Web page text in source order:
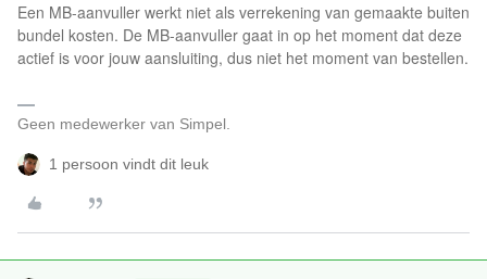
Een MB-aanvuller werkt niet als verrekening van gemaakte buiten
bundel kosten. De MB-aanvuller gaat in op het moment dat deze
actief is voor jouw aansluiting, dus niet het moment van bestellen.
Geen medewerker van Simpel.
1 persoon vindt dit leuk